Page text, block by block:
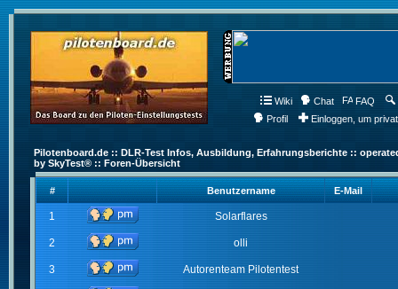
Wiki Chat FAQ
Profil
Einloggen, um
Pilotenboard.de :: DLR-Test Infos, Ausbildung, Erfahrungsberichte ::
by SkyTest® :: Foren-Übersicht
# Benutzername E-Mail
1 Solarflares
2 olli
3 Autorenteam Pilotentest